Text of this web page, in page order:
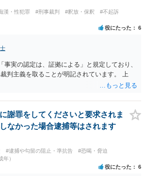
て証拠として採用できるものというべき。」
るに、前科があるという理由で被告人が犯人
①前科の犯罪事実が顕著な特徴を有している
る犯罪事実と相当程度類似することから、①
であることを合理的に推認させることが認め
う場合です。 この意味では、有罪にする方
に前科を心証形成のための一つの資料とでき
す。
漢・性犯罪 #刑事裁判 #釈放・保釈
#不起訴
役にたった 6
事実の認定は、証拠による」と規定しており、
判主義を取ることが明記されています。 上
謝罪をしてくださいと要求されま
なかった場合逮捕等はされます
#逮捕や勾留の阻止・準抗告
#恐喝・脅迫
年）
役にたった 6